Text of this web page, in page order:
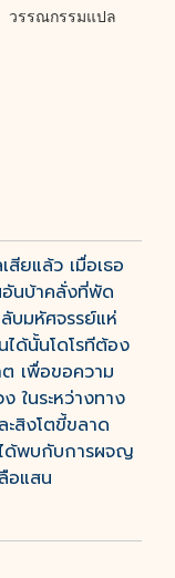
วรรณกรรมแปล
สียแล้ว เมื่อเธอ
นบ้าคลั่งที่พัด
บมหัศจรรย์แห่
ด้นั้นโดโรทีต้อง
เพื่อขอความ
ในระหว่างทาง
สิงโตขี้ขลาด
ด้พบกับการผจญ
อแสน